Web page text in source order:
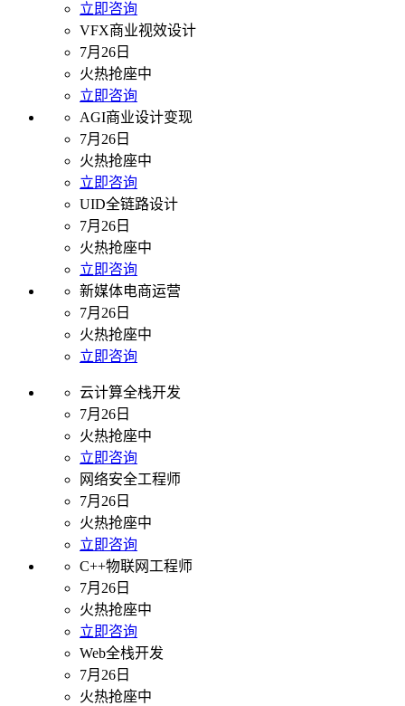
立即咨询
VFX商业视效设计
7月26日
火热抢座中
立即咨询
AGI商业设计变现
7月26日
火热抢座中
立即咨询
UID全链路设计
7月26日
火热抢座中
立即咨询
新媒体电商运营
7月26日
火热抢座中
立即咨询
云计算全栈开发
7月26日
火热抢座中
立即咨询
网络安全工程师
7月26日
火热抢座中
立即咨询
C++物联网工程师
7月26日
火热抢座中
立即咨询
Web全栈开发
7月26日
火热抢座中